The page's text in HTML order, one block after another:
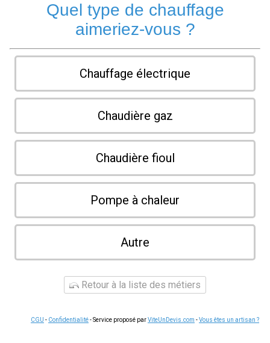
Quel type de chauffage
aimeriez-vous ?
Chauffage électrique
Chaudière gaz
Chaudière fioul
Pompe à chaleur
Autre
Retour à la liste des métiers
CGU - Confidentialité- Service proposé parViteUnDevis.com -Vous êtes un artisan ?